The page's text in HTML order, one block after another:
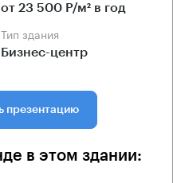
от 23 500 Р/м² в год
Тип здания
Бизнес-центр
презентацию
в этом здании: